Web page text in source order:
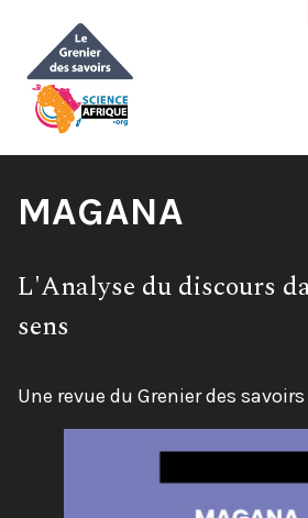
contenu
Titre
de
la
revue:
MAGANA
Sous-
titre:
L'Analyse du discours
sens
Plateforme:
Une revue du Grenier des savoirs